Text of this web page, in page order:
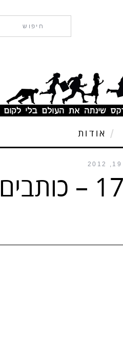
אודות
101 דרכים להאט את החיים – פרק 17 – כותבים